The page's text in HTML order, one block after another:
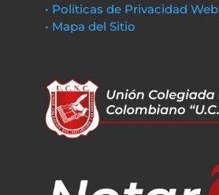
• Políticas de Privacidad Web
• Mapa del Sitio